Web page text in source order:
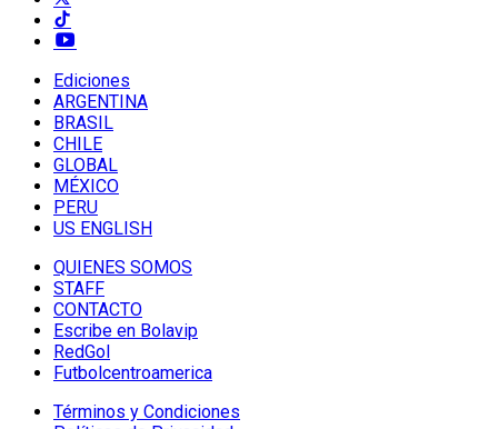
Ediciones
ARGENTINA
BRASIL
CHILE
GLOBAL
MÉXICO
PERU
US ENGLISH
QUIENES SOMOS
STAFF
CONTACTO
Escribe en Bolavip
RedGol
Futbolcentroamerica
Términos y Condiciones